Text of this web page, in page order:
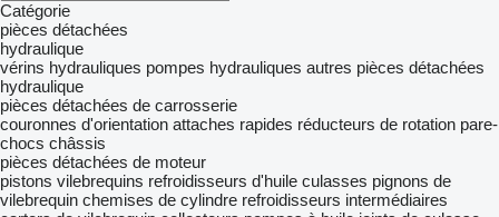
Catégorie
pièces détachées
hydraulique
vérins hydrauliques pompes hydrauliques autres pièces détachées
hydraulique
pièces détachées de carrosserie
couronnes d'orientation attaches rapides réducteurs de rotation pare-
chocs châssis
pièces détachées de moteur
pistons vilebrequins refroidisseurs d'huile culasses pignons de
vilebrequin chemises de cylindre refroidisseurs intermédiaires